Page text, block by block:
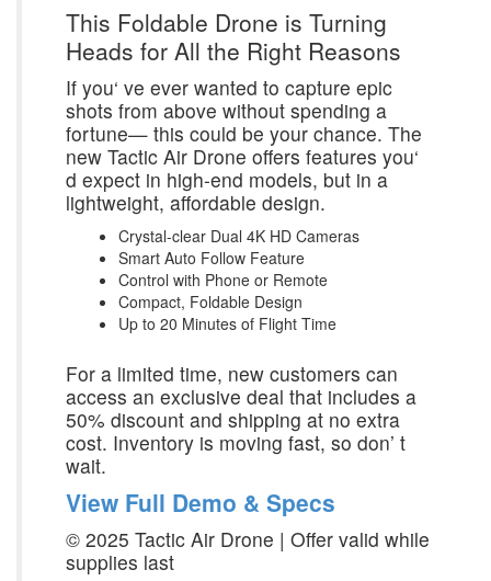
This Foldable Drone is Turning
Heads for All the Right Reasons
If you‘ ve ever wanted to capture epic
shots from above without spending a
fortune— this could be your chance. The
new Tactic Air Drone offers features you‘
d expect in high-end models, but in a
lightweight, affordable design.
Crystal-clear Dual 4K HD Cameras
Smart Auto Follow Feature
Control with Phone or Remote
Compact, Foldable Design
Up to 20 Minutes of Flight Time
For a limited time, new customers can
access an exclusive deal that includes a
50% discount and shipping at no extra
cost. Inventory is moving fast, so don’ t
wait.
View Full Demo & Specs
© 2025 Tactic Air Drone | Offer valid while
supplies last